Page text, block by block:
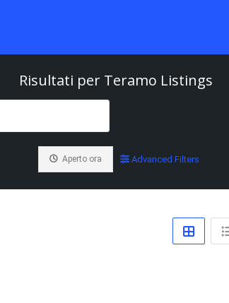
Risultati per Teramo Listings
Aperto ora Advanced Filters